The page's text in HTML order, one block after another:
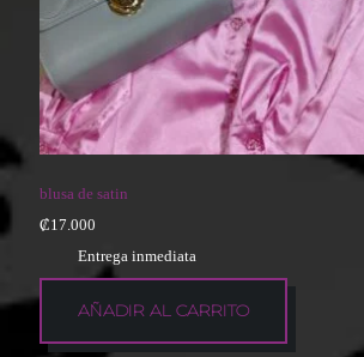
blusa de satin
₡17.000
Entrega inmediata
AÑADIR AL CARRITO